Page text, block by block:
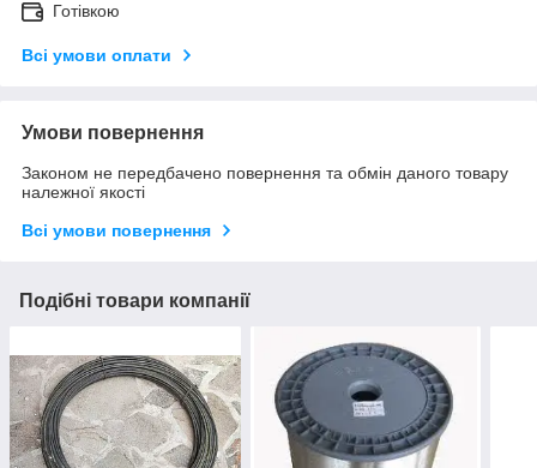
Готівкою
Всі умови оплати
Умови повернення
Законом не передбачено повернення та обмін даного товару
належної якості
Всі умови повернення
Подібні товари компанії